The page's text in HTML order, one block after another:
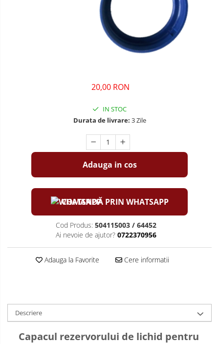
20,00 RON
IN STOC
Durata de livrare: 3 Zile
Adauga in cos
COMANDĂ PRIN WHATSAPP
Cod Produs: 504115003 / 64452
Ai nevoie de ajutor? 0722370956
Adauga la Favorite Cere informatii
Descriere
Capacul rezervorului de lichid pentru